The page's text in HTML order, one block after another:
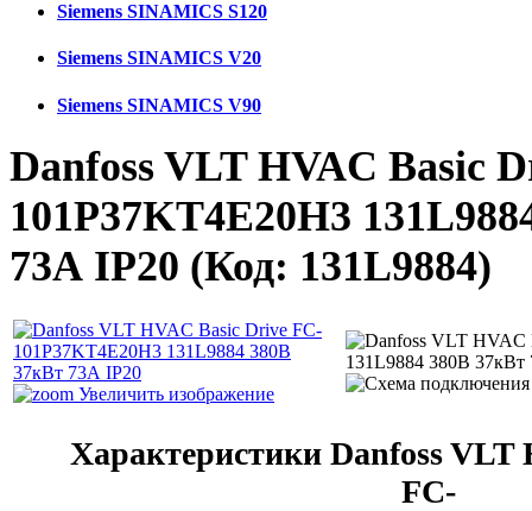
Siemens SINAMICS S120
Siemens SINAMICS V20
Siemens SINAMICS V90
Danfoss VLT HVAC Basic
101P37KT4E20H3
73А IP20 (Код: 131L9884)
Увеличить изображение
Характеристики Danfoss VLT
FC-